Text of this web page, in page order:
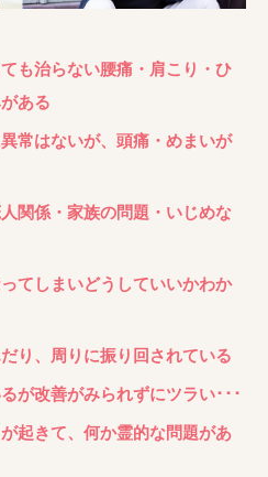
も治らない腰痛・肩こり・ひ
ある
常はないが、頭痛・めまいが
関係・家族の問題・いじめな
てしまいどうしていいかわか
り、周りに振り回されている
が改善がみられずにツラい･･･
起きて、何か霊的な問題があ